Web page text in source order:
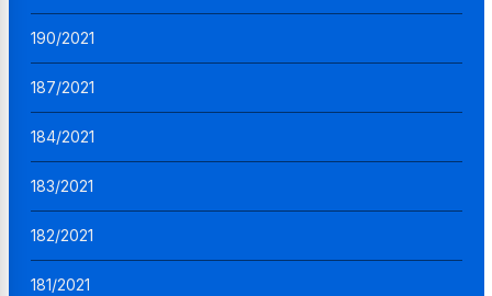
190/2021
187/2021
184/2021
183/2021
182/2021
181/2021